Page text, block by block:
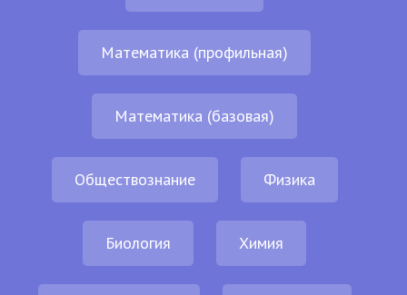
Математика (профильная)
Математика (базовая)
Обществознание Физика
Биология Химия